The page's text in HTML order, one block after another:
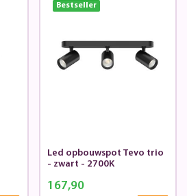
Bestseller
Led opbouwspot Tevo trio
- zwart - 2700K
167,90